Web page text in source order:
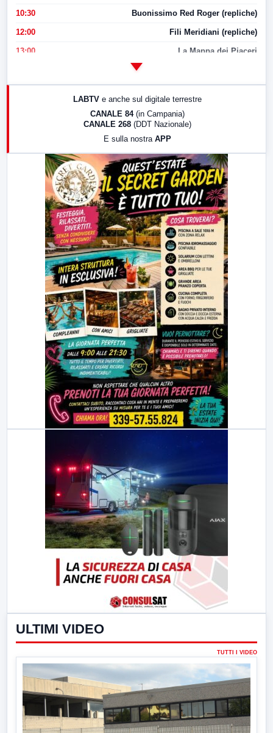
10:30 Buonissimo Red Roger (repliche)
12:00 Fili Meridiani (repliche)
13:00 La Mappa dei Piaceri
LabNews (replica)
LABTV e anche sul digitale terrestre
CANALE 84 (in Campania)
CANALE 268 (DDT Nazionale)
E sulla nostra APP
ULTIMI VIDEO
TUTTI I VIDEO